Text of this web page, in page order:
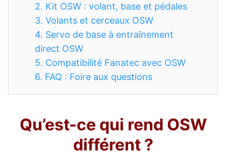
2. Kit OSW : volant, base et pédales
3. Volants et cerceaux OSW
4. Servo de base à entraînement
direct OSW
5. Compatibilité Fanatec avec OSW
6. FAQ : Foire aux questions
Qu’est-ce qui rend OSW
différent ?